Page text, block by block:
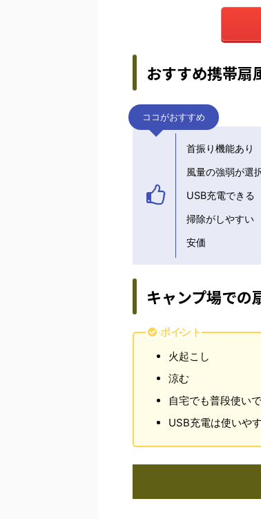
おすすめ携帯扇
ココがおすすめ
首振り機能あり
風量の強弱が選
USB充電できる
掃除がしやすい
安価
キャンプ場での
ポイント
火起こし
涼む
自宅でも普段使い
USB充電は使いや